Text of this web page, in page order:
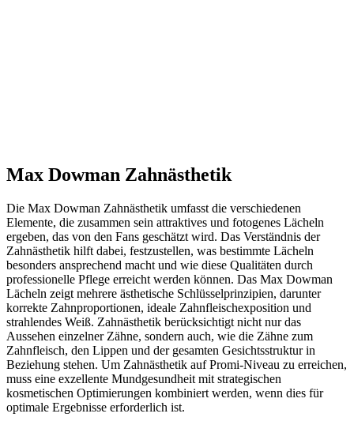
Max Dowman Zahnästhetik
Die Max Dowman Zahnästhetik umfasst die verschiedenen
Elemente, die zusammen sein attraktives und fotogenes Lächeln
ergeben, das von den Fans geschätzt wird. Das Verständnis der
Zahnästhetik hilft dabei, festzustellen, was bestimmte Lächeln
besonders ansprechend macht und wie diese Qualitäten durch
professionelle Pflege erreicht werden können. Das Max Dowman
Lächeln zeigt mehrere ästhetische Schlüsselprinzipien, darunter
korrekte Zahnproportionen, ideale Zahnfleischexposition und
strahlendes Weiß. Zahnästhetik berücksichtigt nicht nur das
Aussehen einzelner Zähne, sondern auch, wie die Zähne zum
Zahnfleisch, den Lippen und der gesamten Gesichtsstruktur in
Beziehung stehen. Um Zahnästhetik auf Promi-Niveau zu erreichen,
muss eine exzellente Mundgesundheit mit strategischen
kosmetischen Optimierungen kombiniert werden, wenn dies für
optimale Ergebnisse erforderlich ist.